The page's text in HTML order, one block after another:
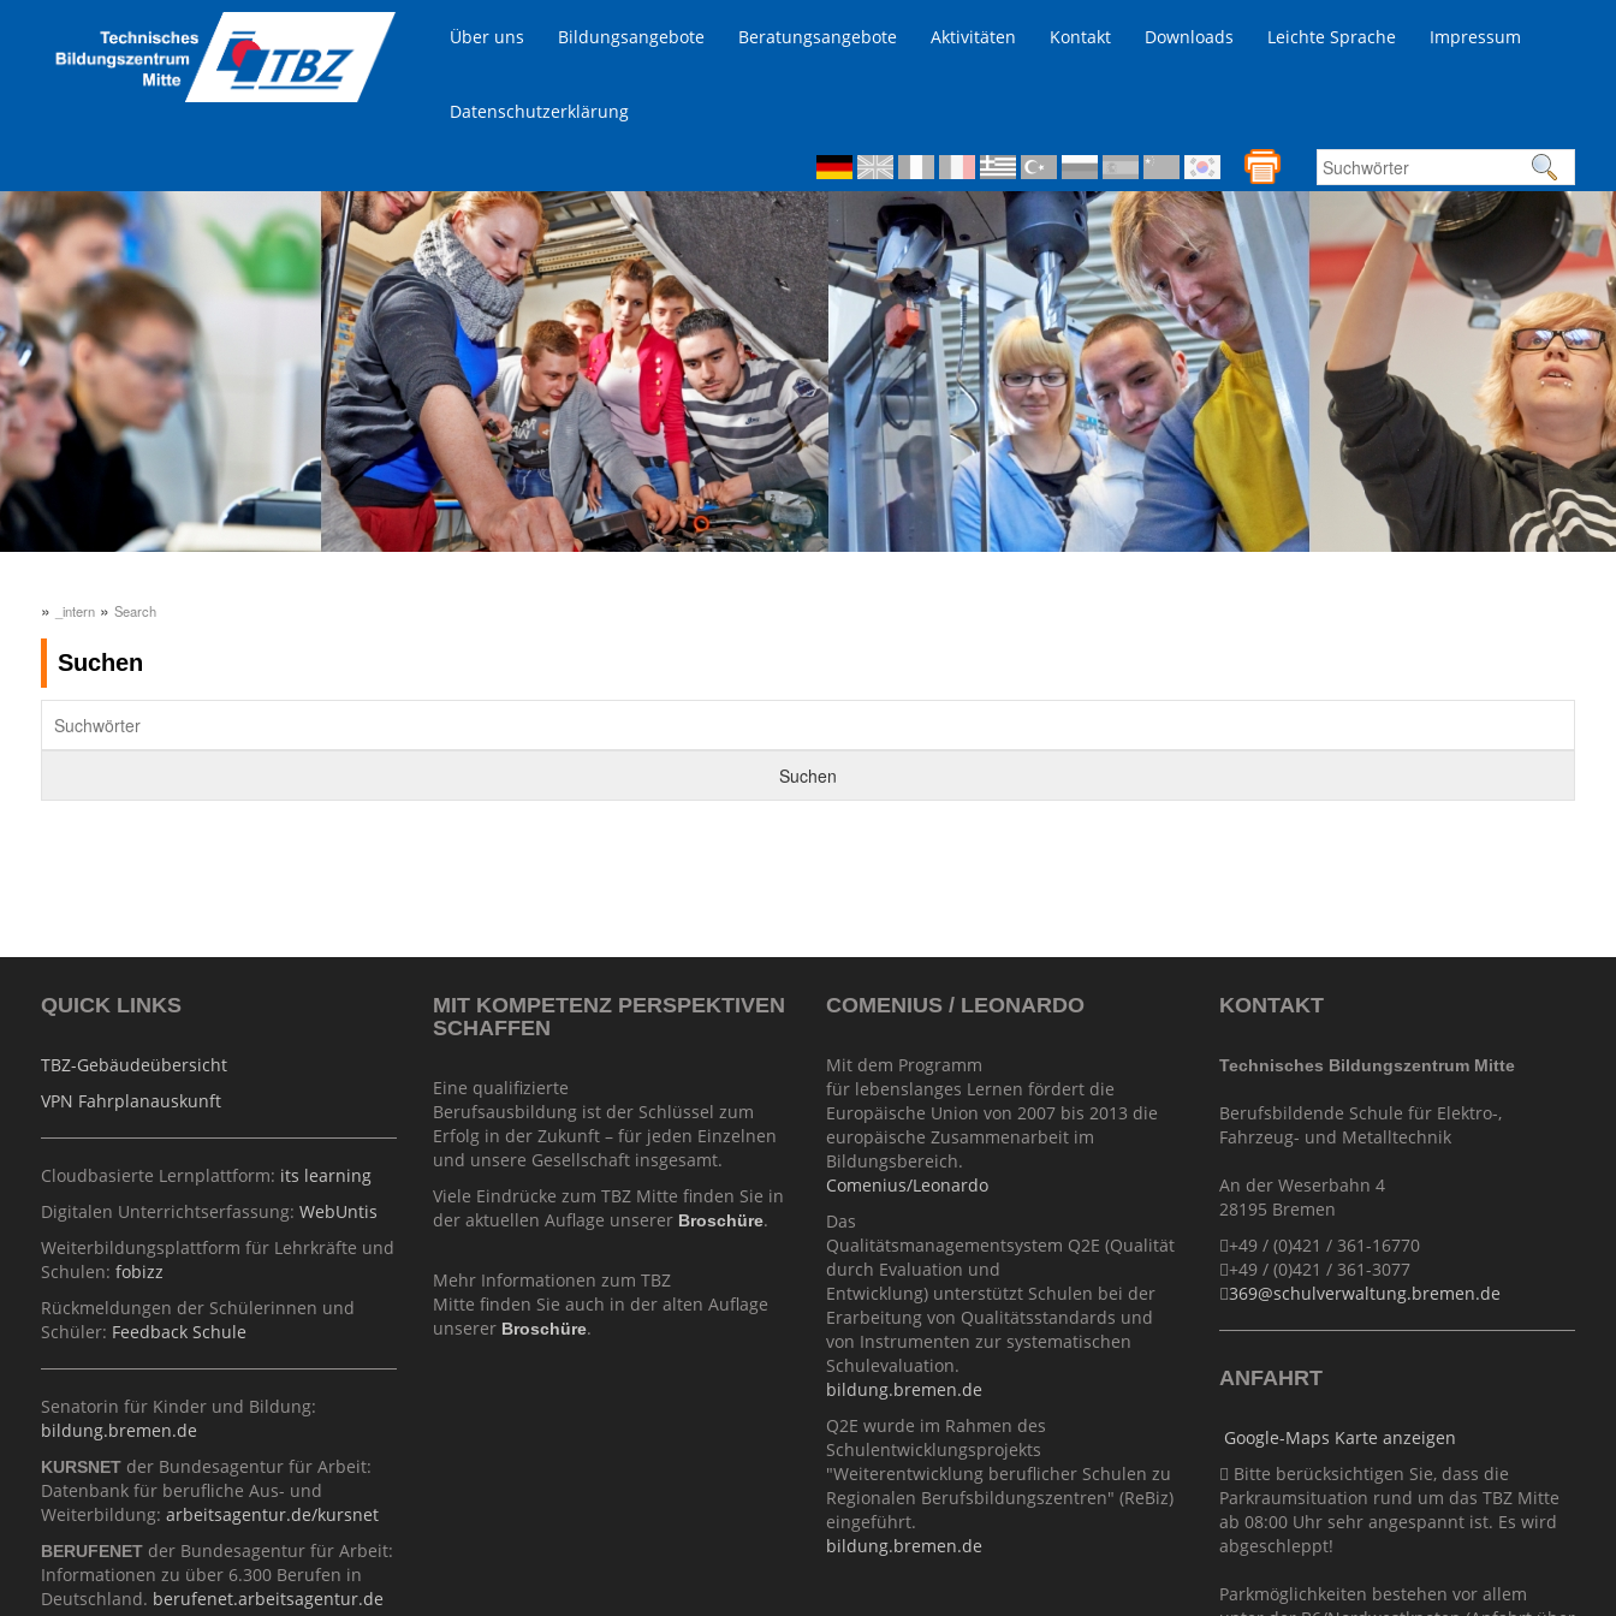
Über uns Bildungsangebote Beratungsangebote Aktivitäten Kontakt Downloads Leichte Sprache Impressum
Datenschutzerklärung
» _intern» Search
Suchen
QUICK LINKS
TBZ-Gebäudeübersicht
VPN Fahrplanauskunft
Cloudbasierte Lernplattform: its learning
Digitalen Unterrichtserfassung: WebUntis
Weiterbildungsplattform für Lehrkräfte und
Schulen: fobizz
Rückmeldungen der Schülerinnen und
Schüler: Feedback Schule
Senatorin für Kinder und Bildung:
bildung.bremen.de
KURSNETder Bundesagentur für Arbeit:
Datenbank für berufliche Aus- und
Weiterbildung: arbeitsagentur.de/kursnet
BERUFENETder Bundesagentur für Arbeit:
Informationen zu über 6.300 Berufen in
Deutschland. berufenet.arbeitsagentur.de
MIT KOMPETENZ PERSPEKTIVEN
SCHAFFEN
Eine qualifizierte
Berufsausbildung ist der Schlüssel zum
Erfolg in der Zukunft – für jeden Einzelnen
und unsere Gesellschaft insgesamt.
Viele Eindrücke zum TBZ Mitte finden Sie in
der aktuellen Auflage unserer Broschüre.
Mehr Informationen zum TBZ
Mitte finden Sie auch in der alten Auflage
unserer Broschüre.
COMENIUS / LEONARDO
Mit dem Programm
für lebenslanges Lernen fördert die
Europäische Union von 2007 bis 2013 die
europäische Zusammenarbeit im
Bildungsbereich.
Comenius/Leonardo
Das
Qualitätsmanagementsystem Q2E (Qualität
durch Evaluation und
Entwicklung) unterstützt Schulen bei der
Erarbeitung von Qualitätsstandards und
von Instrumenten zur systematischen
Schulevaluation.
bildung.bremen.de
Q2E wurde im Rahmen des
Schulentwicklungsprojekts
"Weiterentwicklung beruflicher Schulen zu
Regionalen Berufsbildungszentren" (ReBiz)
eingeführt.
bildung.bremen.de
KONTAKT
Technisches Bildungszentrum Mitte
Berufsbildende Schule für Elektro-,
Fahrzeug- und Metalltechnik
An der Weserbahn 4
28195 Bremen
+49 / (0)421 / 361-16770
+49 / (0)421 / 361-3077
369@schulverwaltung.bremen.de
ANFAHRT
Google-Maps Karte anzeigen
Bitte berücksichtigen Sie, dass die
Parkraumsituation rund um das TBZ Mitte
ab 08:00 Uhr sehr angespannt ist. Es wird
abgeschleppt!
Parkmöglichkeiten bestehen vor allem